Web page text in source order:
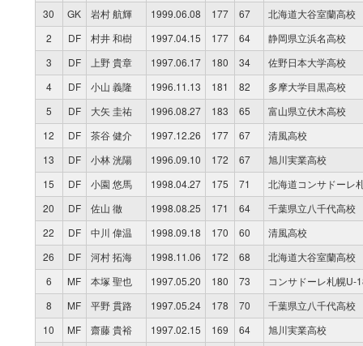
30
GK 岩村 航輝 1999.06.08 177 67
北海道大谷室蘭高校
2
DF 村井 和樹 1997.04.15 177 64
静岡県立浜名高校
3
DF 上野 貴章 1997.06.17 180 34
佐野日本大学高校
4
DF 小山 義隆 1996.11.13 181 82
多摩大学目黒高校
5
DF 大矢 圭祐 1996.08.27 183 65
富山県立伏木高校
12
DF 茶谷 健介 1997.12.26 177 67
清風高校
13
DF 小林 洸陽 1996.09.10 172 67
旭川実業高校
15
DF 小園 悠馬 1998.04.27 175 71
北海道コンサドーレ
20
DF 佐山 徹 1998.08.25 171 64
千葉県立八千代高校
22
DF 中川 偉温 1998.09.18 170 60
清風高校
26
DF 河村 拓海 1998.11.06 172 68
北海道大谷室蘭高校
6
MF 本塚 聖也 1997.05.20 180 73
コンサドーレ札幌U-
8
MF 平野 貫路 1997.05.24 178 70
千葉県立八千代高校
10
MF 齋藤 貴裕 1997.02.15 169 64
旭川実業高校